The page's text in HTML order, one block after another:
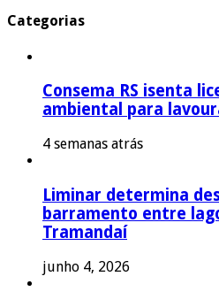
Categorias
Consema RS isenta
ambiental para
4 semanas atrás
Liminar determina
barramento entre
Tramandaí
junho 4, 2026